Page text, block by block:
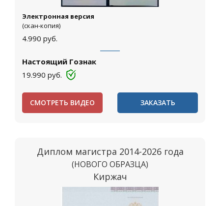
Электронная версия
(скан-копия)
4.990 руб.
Настоящий Гознак
19.990 руб.
СМОТРЕТЬ ВИДЕО ЗАКАЗАТЬ
Диплом магистра 2014-2026 года
(НОВОГО ОБРАЗЦА)
Киржач